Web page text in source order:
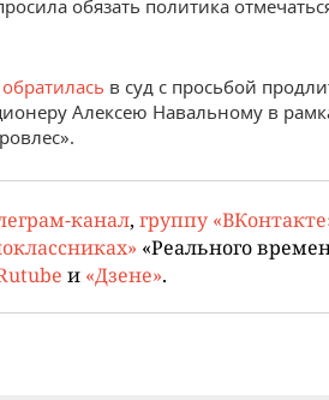
обязать политика
обратилась в суд с просьбой
Алексею Навальному в
канал, группу
«Реального
и «Дзене».